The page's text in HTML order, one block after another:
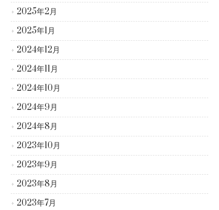
2025年2月
2025年1月
2024年12月
2024年11月
2024年10月
2024年9月
2024年8月
2023年10月
2023年9月
2023年8月
2023年7月